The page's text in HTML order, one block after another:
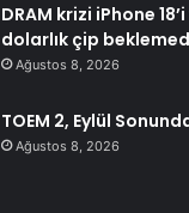
DRAM krizi iPhone
dolarlık çip
Ağustos 8, 2026
TOEM 2, Eylül
Ağustos 8, 2026